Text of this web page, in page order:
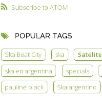
Subscribe to ATOM
POPULAR TAGS
Ska Beat City ska
ska en argentina
specials
pauline black
Ska argentino